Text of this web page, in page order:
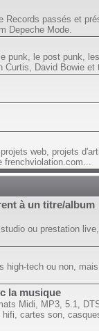
Records passés et
Depeche Mode.
punk, le post punk,
Curtis, David Bowie et
web, projets
à un titre/album
ou prestation
high-tech ou non,
la musique
Midi, MP3, 5.1,
cartes son,